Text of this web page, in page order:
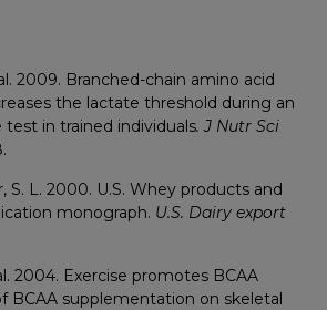
2009. Branched-chain amino acid
the lactate threshold during an
in trained individuals. J Nutr Sci
S. L. 2000. U.S. Whey products and
monograph. U.S. Dairy export
2004. Exercise promotes BCAA
BCAA supplementation on skeletal